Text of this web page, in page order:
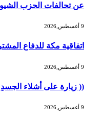
عن تحالفات الحزب
اتفاقية مكة للدفاع
(( زيارة على أشلاء